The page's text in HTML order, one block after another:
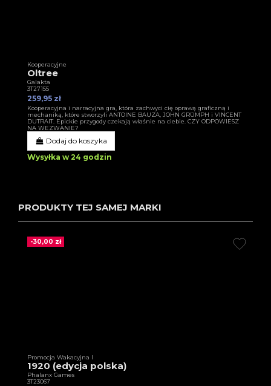
Kooperacyjne
Oltree
Galakta
3T27155
259,95 zł
Kooperacyjna i narracyjna gra, która zachwyci cię oprawą graficzną i
mechaniką, które stworzyli ANTOINE BAUZA, JOHN GRÜMPH i VINCENT
DUTRAIT. Epickie przygody czekają właśnie na ciebie. CZY ODPOWIESZ
NA WEZWANIE?
Dodaj do koszyka
Wysyłka w 24 godzin
PRODUKTY TEJ SAMEJ MARKI
-30,00 zł
Promocja Wakacyjna I
1920 (edycja polska)
Phalanx Games
3T23067